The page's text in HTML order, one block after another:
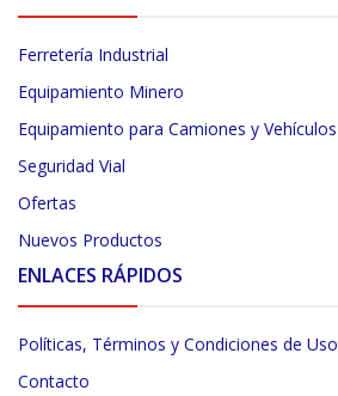
Ferretería Industrial
Equipamiento Minero
Equipamiento para Camiones y Vehículos
Seguridad Vial
Ofertas
Nuevos Productos
ENLACES RÁPIDOS
Políticas, Términos y Condiciones de Uso
Contacto